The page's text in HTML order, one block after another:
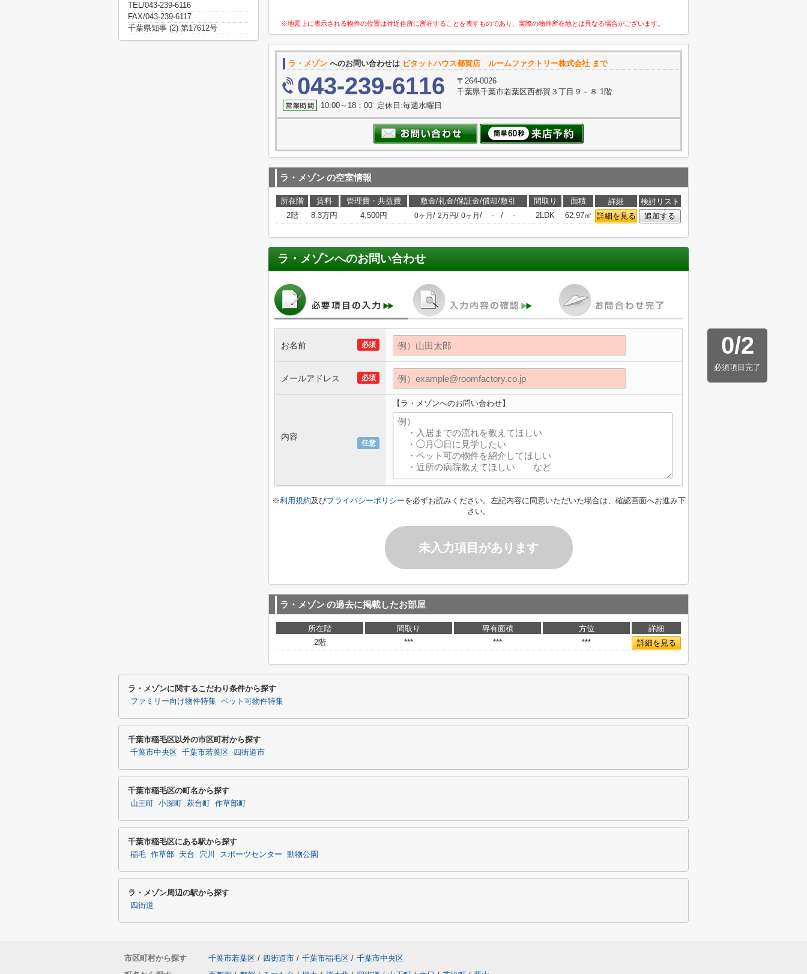
※地図上に表示される物件の位置は付近住所に所在することを表すものであり、実際の物件所在地とは異なる場合がございます。
ラ・メゾン へのお問い合わせは ピタットハウス都賀店 ルームファクトリー株式会社 まで
043-239-6116
〒264-0026
千葉県千葉市若葉区西都賀３丁目９－８ 1階
10:00～18：00 定休日:毎週水曜日
ラ・メゾンの空室情報
所在階 賃料 管理費・共益費 敷金/礼金/保証金/償却/敷引 間取り 面積 詳細
検討リスト
2階
8.3万円 4,500円 0ヶ月 / 2万円/ 0ヶ月 / - / - 2LDK 62.97㎡ 詳細を見る 追加する
ラ・メゾンへのお問い合わせ
0/2
必須項目完了
必須
お名前
必須
メールアドレス
任意
内容
【ラ・メゾンへのお問い合わせ】
※利用規約及びプライバシーポリシーを必ずお読みください。左記内容に同意いただいた場合は、確認画面へお進み下
さい。
未入力項目があります
ラ・メゾンの過去に掲載したお部屋
所在階 間取り 専有面積 方位
詳細
2階
*** *** *** 詳細を見る
TEL/043-239-6116
FAX/043-239-6117
千葉県知事 (2) 第17612号
ラ・メゾンに関するこだわり条件から探す
ファミリー向け物件特集 ペット可物件特集
千葉市稲毛区以外の市区町村から探す
千葉市中央区 千葉市若葉区 四街道市
千葉市稲毛区の町名から探す
山王町 小深町 萩台町 作草部町
千葉市稲毛区にある駅から探す
稲毛 作草部 天台 穴川 スポーツセンター 動物公園
ラ・メゾン周辺の駅から探す
四街道
市区町村から探す 千葉市若葉区 / 四街道市 / 千葉市稲毛区 / 千葉市中央区